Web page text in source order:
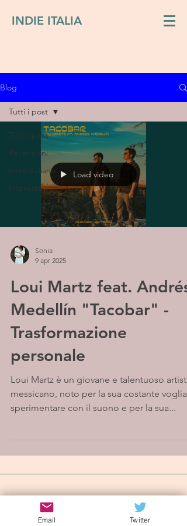
INDIE ITALIA
Blog
Tutti i post
Recensioni
Indie italiano
Interviste
Tutti i post
Load video
Sonia
9 apr 2025
Loui Martz feat. Andrés
Medellín "Tacobar" -
Trasformazione
personale
Loui Martz è un giovane e talentuoso artista
messicano, noto per la sua costante voglia
sperimentare con il suono e per la sua...
Iscriviti alla mailing list
Email Twitter